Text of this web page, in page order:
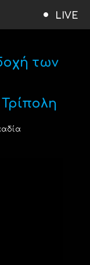
LIVE
των